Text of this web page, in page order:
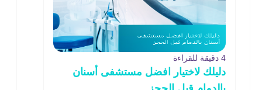
4 دقيقة للقراءة
دليلك لاختيار افضل مستشفى أسنان